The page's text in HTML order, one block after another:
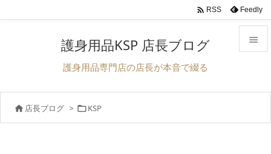


 RSS Feedly
護身用品KSP 店長ブログ
護身用品専門店の店長が本音で綴る
 店長ブログ > KSP